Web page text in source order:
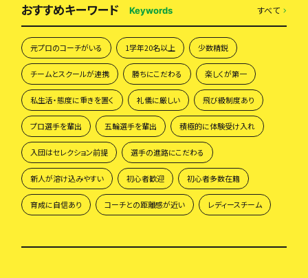
おすすめキーワード Keywords すべて
元プロのコーチがいる 1学年20名以上 少数精鋭
チームとスクールが連携 勝ちにこだわる 楽しくが第一
私生活・態度に重きを置く 礼儀に厳しい 飛び級制度あり
プロ選手を輩出 五輪選手を輩出 積極的に体験受け入れ
入団はセレクション前提 選手の進路にこだわる
新人が溶け込みやすい 初心者歓迎 初心者多数在籍
育成に自信あり コーチとの距離感が近い レディースチーム